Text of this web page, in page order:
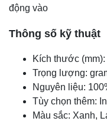
động vào
Thông số kỹ thuật
Kích thước
Trọng lượng:
Nguyên liệu:
Tùy chọn thêm:
Màu sắc: Xanh,